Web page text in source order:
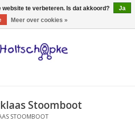
0 Artikelen - €0,00
Stoomboot
STOOMBOOT
website te verbeteren. Is dat akkoord?
Ja
Meer over cookies »